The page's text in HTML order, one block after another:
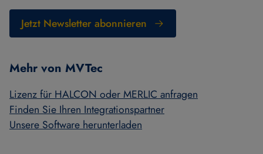
Jetzt Newsletter abonnieren
Mehr von MVTec
Lizenz für HALCON oder MERLIC anfragen
Finden Sie Ihren Integrationspartner
Unsere Software herunterladen